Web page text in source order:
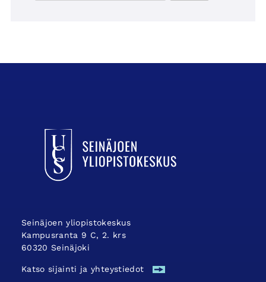
Seinäjoen yliopistokeskus
Kampusranta 9 C, 2. krs
60320 Seinäjoki
Katso sijainti ja yhteystiedot